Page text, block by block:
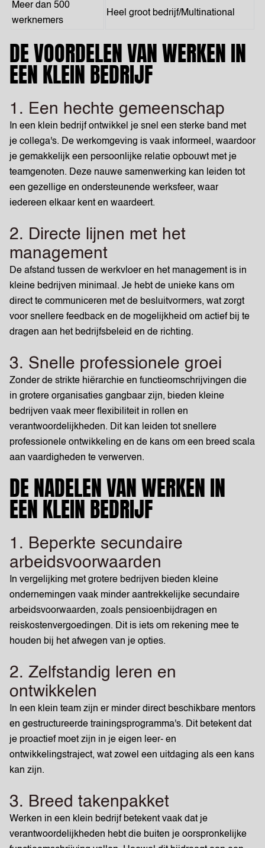
Meer dan 500
werknemers
Heel groot bedrijf/Multinational
DE VOORDELEN VAN WERKEN IN
EEN KLEIN BEDRIJF
1. Een hechte gemeenschap
In een klein bedrijf ontwikkel je snel een sterke band met
je collega's. De werkomgeving is vaak informeel, waardoor
je gemakkelijk een persoonlijke relatie opbouwt met je
teamgenoten. Deze nauwe samenwerking kan leiden tot
een gezellige en ondersteunende werksfeer, waar
iedereen elkaar kent en waardeert.
2. Directe lijnen met het
management
De afstand tussen de werkvloer en het management is in
kleine bedrijven minimaal. Je hebt de unieke kans om
direct te communiceren met de besluitvormers, wat zorgt
voor snellere feedback en de mogelijkheid om actief bij te
dragen aan het bedrijfsbeleid en de richting.
3. Snelle professionele groei
Zonder de strikte hiërarchie en functieomschrijvingen die
in grotere organisaties gangbaar zijn, bieden kleine
bedrijven vaak meer flexibiliteit in rollen en
verantwoordelijkheden. Dit kan leiden tot snellere
professionele ontwikkeling en de kans om een breed scala
aan vaardigheden te verwerven.
DE NADELEN VAN WERKEN IN
EEN KLEIN BEDRIJF
1. Beperkte secundaire
arbeidsvoorwaarden
In vergelijking met grotere bedrijven bieden kleine
ondernemingen vaak minder aantrekkelijke secundaire
arbeidsvoorwaarden, zoals pensioenbijdragen en
reiskostenvergoedingen. Dit is iets om rekening mee te
houden bij het afwegen van je opties.
2. Zelfstandig leren en
ontwikkelen
In een klein team zijn er minder direct beschikbare mentors
en gestructureerde trainingsprogramma's. Dit betekent dat
je proactief moet zijn in je eigen leer- en
ontwikkelingstraject, wat zowel een uitdaging als een kans
kan zijn.
3. Breed takenpakket
Werken in een klein bedrijf betekent vaak dat je
verantwoordelijkheden hebt die buiten je oorspronkelijke